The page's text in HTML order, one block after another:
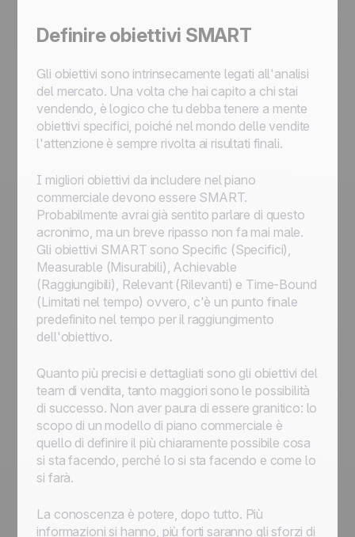
Definire obiettivi SMART
Gli obiettivi sono intrinsecamente legati all'analisi
del mercato. Una volta che hai capito a chi stai
vendendo, è logico che tu debba tenere a mente
obiettivi specifici, poiché nel mondo delle vendite
l'attenzione è sempre rivolta ai risultati finali.
I migliori obiettivi da includere nel piano
commerciale devono essere SMART.
Probabilmente avrai già sentito parlare di questo
acronimo, ma un breve ripasso non fa mai male.
Gli obiettivi SMART sono Specific (Specifici),
Measurable (Misurabili), Achievable
(Raggiungibili), Relevant (Rilevanti) e Time-Bound
(Limitati nel tempo) ovvero, c'è un punto finale
predefinito nel tempo per il raggiungimento
dell'obiettivo.
Quanto più precisi e dettagliati sono gli obiettivi del
team di vendita, tanto maggiori sono le possibilità
di successo. Non aver paura di essere granitico: lo
scopo di un modello di piano commerciale è
quello di definire il più chiaramente possibile cosa
si sta facendo, perché lo si sta facendo e come lo
si farà.
La conoscenza è potere, dopo tutto. Più
informazioni si hanno, più forti saranno gli sforzi di